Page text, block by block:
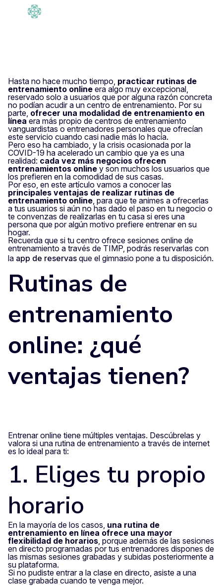
timp
Hasta no hace mucho tiempo, practicar rutinas de
entrenamiento online era algo muy excepcional,
reservado solo a usuarios que por alguna razón concreta
no podían acudir a un centro de entrenamiento. Por su
parte, ofrecer una modalidad de entrenamiento en
línea era más propio de centros de entrenamiento
vanguardistas o entrenadores personales que ofrecían
este servicio cuando casi nadie más lo hacía.
Pero eso ha cambiado, y la crisis ocasionada por la
COVID-19 ha acelerado un cambio que ya es una
realidad: cada vez más negocios ofrecen
entrenamientos online y son muchos los usuarios que
los prefieren en la comodidad de sus casas.
Por eso, en este artículo vamos a conocer las
principales ventajas de realizar rutinas de
entrenamiento online, para que te animes a ofrecerlas
a tus usuarios si aún no has dado el paso en tu negocio o
te convenzas de realizarlas en tu casa si eres una
persona que por algún motivo prefiere entrenar en su
hogar.
Recuerda que si tu centro ofrece sesiones online de
entrenamiento a través de TIMP, podrás reservarlas con
la app de reservas que el gimnasio pone a tu disposición.
Rutinas de
entrenamiento
online: ¿qué
ventajas tienen?
Entrenar online tiene múltiples ventajas. Descúbrelas y
valora si una rutina de entrenamiento a través de internet
es lo ideal para ti:
1. Eliges tu propio
horario
En la mayoría de los casos, una rutina de
entrenamiento en línea ofrece una mayor
flexibilidad de horarios, porque además de las sesiones
en directo programadas por tus entrenadores dispones de
las mismas sesiones grabadas y subidas posteriormente a
su plataforma.
Si no pudiste entrar a la clase en directo, asiste a una
clase grabada cuando te venga mejor.